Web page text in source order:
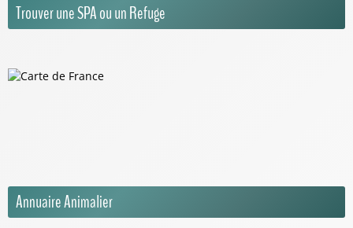
Trouver une SPA ou un Refuge
Annuaire Animalier